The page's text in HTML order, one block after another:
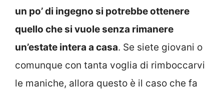
un po’ di ingegno si potrebbe ottenere
quello che si vuole senza rimanere
un’estate intera a casa. Se siete giovani o
comunque con tanta voglia di rimboccarvi
le maniche, allora questo è il caso che fa